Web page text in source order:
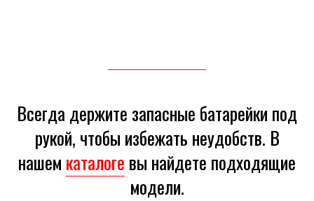
Всегда держите запасные батарейки под
рукой, чтобы избежать неудобств. В
нашем каталоге вы найдете подходящие
модели.